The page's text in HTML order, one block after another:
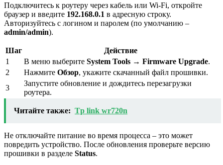
Подключитесь к роутеру через кабель или Wi-Fi, откройте
браузер и введите 192.168.0.1 в адресную строку.
Авторизуйтесь с логином и паролем (по умолчанию –
admin/admin).
Шаг
Действие
1
В меню выберите System Tools → Firmware Upgrade.
2
Нажмите Обзор, укажите скачанный файл прошивки.
3
Запустите обновление и дождитесь перезагрузки
роутера.
Читайте также: Tp link wr720n
Не отключайте питание во время процесса – это может
повредить устройство. После обновления проверьте версию
прошивки в разделе Status.